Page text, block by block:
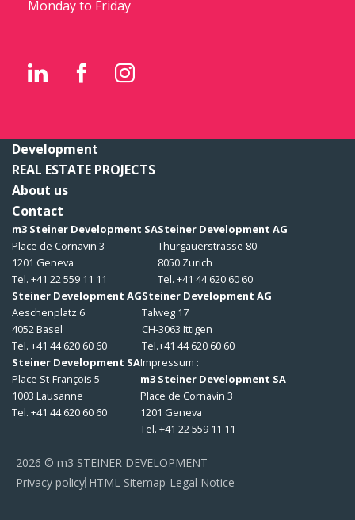
Monday to Friday
Development
REAL ESTATE PROJECTS
About us
Contact
m3 Steiner Development SA
Place de Cornavin 3
1201 Geneva
Tel. +41 22 559 11 11
Steiner Development AG
Thurgauerstrasse 80
8050 Zurich
Tel. +41 44 620 60 60
Steiner Development AG
Aeschenplatz 6
4052 Basel
Tel. +41 44 620 60 60
Steiner Development AG
Talweg 17
CH-3063 Ittigen
Tel.+41 44 620 60 60
Steiner Development SA
Place St-François 5
1003 Lausanne
Tel. +41 44 620 60 60
Impressum :
m3 Steiner Development SA
Place de Cornavin 3
1201 Geneva
Tel. +41 22 559 11 11
2026 © m3 STEINER DEVELOPMENT
Privacy policy HTML Sitemap Legal Notice